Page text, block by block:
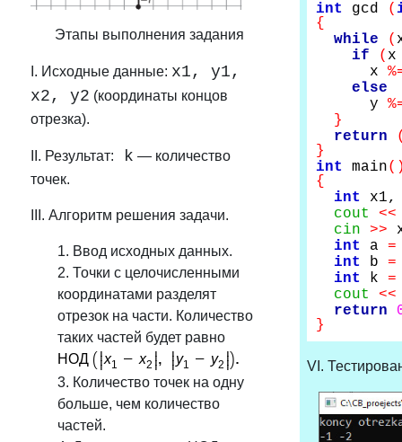
Этапы выполнения задания
I. Исходные данные: x1, y1,
x2, y2 (координаты концов
отрезка).
II. Результат: k — количество
точек.
III. Алгоритм решения задачи.
1. Ввод исходных данных.
2. Точки с целочисленными
координатами разделят
отрезок на части. Количество
таких частей будет равно
3. Количество точек на одну
больше, чем количество
частей.
int
gcd (
{
while
(
if
(
x
else
y
}
return
}
int
main
{
int
x1,
cout
<<
cin
>>
int
a =
int
b =
int
k =
cout
<<
return
}
VI.